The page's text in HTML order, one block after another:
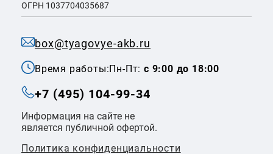
box@tyagovye-akb.ru
Время работы:Пн-Пт:с 9:00 до 18:00
+7 (495) 104-99-34
Информация на сайте не
является публичной офертой.
Политика конфиденциальности
ОГРН 1037704035687